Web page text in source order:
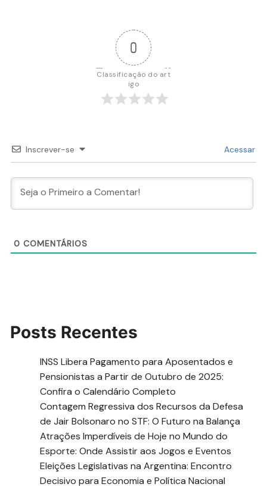
0
Classificação do art
igo
Inscrever-se Acessar
0 COMENTÁRIOS
Posts Recentes
INSS Libera Pagamento para Aposentados e
Pensionistas a Partir de Outubro de 2025:
Confira o Calendário Completo
Contagem Regressiva dos Recursos da Defesa
de Jair Bolsonaro no STF: O Futuro na Balança
Atrações Imperdíveis de Hoje no Mundo do
Esporte: Onde Assistir aos Jogos e Eventos
Eleições Legislativas na Argentina: Encontro
Decisivo para Economia e Política Nacional